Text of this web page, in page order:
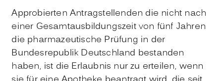
Approbierten Antragstellenden die nicht nach
einer Gesamtausbildungszeit von fünf Jahren
die pharmazeutische Prüfung in der
Bundesrepublik Deutschland bestanden
haben, ist die Erlaubnis nur zu erteilen, wenn